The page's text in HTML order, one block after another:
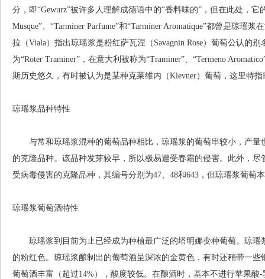
分，即“Gewurz”被许多人理解成德语中的“香料味的”，但在此处，它
Musque”、“Tarminer Parfume”和“Tarminer Aromatique”都曾是琼瑶
拉（Viala）指出琼瑶浆是粉红萨瓦涅（Savagnin Rose）葡萄公认的
为“Roter Traminer”，在意大利被称为“Traminer”、“Termeno
斯历史悠久，有时被认为是某种克莱维内（Klevner）葡萄，这里特指
琼瑶浆品种特性
与常和琼瑶浆混种的葡萄品种相比，琼瑶浆的葡萄串较小，产量
的克隆品种。该品种发芽较早，所以极易遭受春霜的侵害。此外，
受病毒侵害的克隆品种，其编号分别为47、48和643，但琼瑶浆葡萄
琼瑶浆葡萄酒特性
琼瑶浆到目前为止已经成为种植最广泛的塔明娜变种葡萄。琼瑶
的粉红色。琼瑶浆酿制出的葡萄酒呈深浓的金黄色，有时还稍带一
葡萄酒丰富（超过14%），酸度较低。在酿酒时，基本不进行苹果酸-